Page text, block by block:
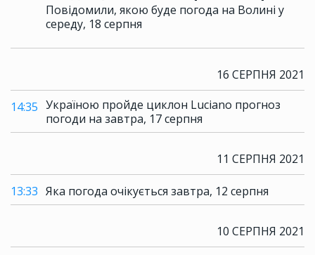
Повідомили, якою буде погода на Волині у
середу, 18 серпня
16 СЕРПНЯ 2021
14:35 Україною пройде циклон Luciano прогноз
погоди на завтра, 17 серпня
11 СЕРПНЯ 2021
13:33 Яка погода очікується завтра, 12 серпня
10 СЕРПНЯ 2021